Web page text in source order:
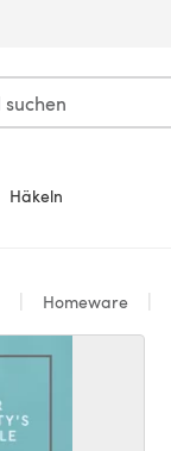
Häkeln
Homeware